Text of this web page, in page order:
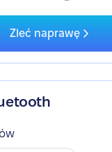
Zleć naprawę